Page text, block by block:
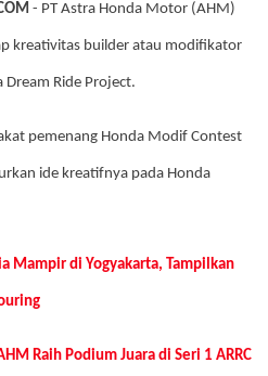
- PT Astra Honda Motor (AHM)
kreativitas builder atau modifikator
Dream Ride Project.
pemenang Honda Modif Contest
ide kreatifnya pada Honda
Mampir di Yogyakarta, Tampilkan
Raih Podium Juara di Seri 1 ARRC